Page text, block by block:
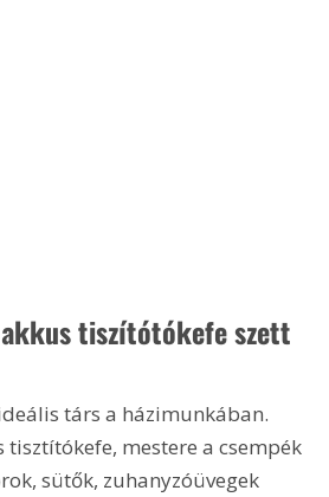
tiszítótókefe szett
társ a házimunkában.
mestere a csempék
sütők, zuhanyzóüvegek